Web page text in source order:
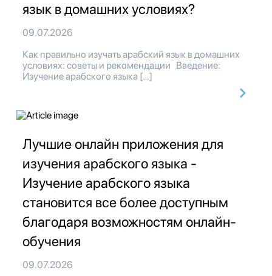
язык в домашних условиях?
09.07.2026
Как правильно изучать арабский язык в домашних
условиях: советы и рекомендации Введение:
Изучение арабского языка […]
Лучшие онлайн приложения для
изучения арабского языка -
Изучение арабского языка
становится все более доступным
благодаря возможностям онлайн-
обучения
09.07.2026